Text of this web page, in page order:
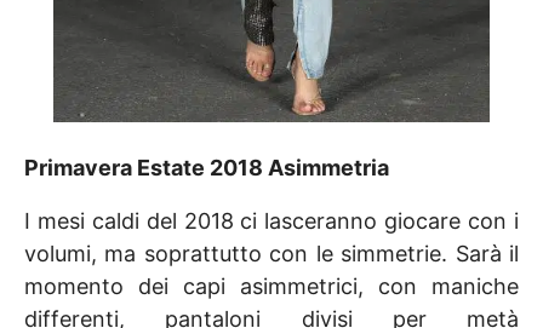
Primavera Estate 2018 Asimmetria
I mesi caldi del 2018 ci lasceranno giocare con i
volumi, ma soprattutto con le simmetrie. Sarà il
momento dei capi asimmetrici, con maniche
differenti, pantaloni divisi per metà